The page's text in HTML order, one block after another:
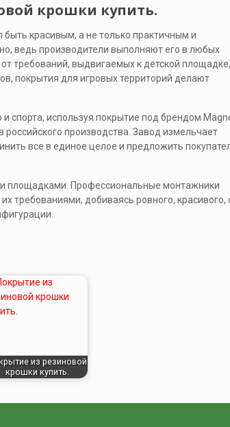
крошки купить.
красивым, а не только практичным и
ведь производители выполняют его в любых
требований, выдвигаемых к детской
покрытия для игровых территорий делают
спорта, используя покрытие под брендом
производства. Завод измельчает
все в единое целое и предложить
площадками. Профессиональные монтажники
требованиями, добиваясь ровного, красивого,
из резиновой
крошки купить.